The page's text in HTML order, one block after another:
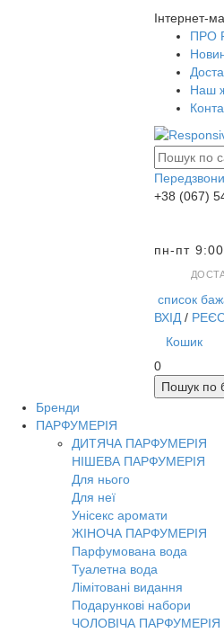
Інтернет-
ПРО
Наш
+38 (067)
пн-пт
список
ВХІД /
Кошик
0
Пошук по
Бренди
ПАРФУМЕРІЯ
ДИТЯЧА ПАРФУМЕРІЯ
НІШЕВА ПАРФУМЕРІЯ
Для нього
Для неї
Унісекс аромати
ЖІНОЧА ПАРФУМЕРІЯ
Парфумована вода
Туалетна вода
Лімітовані видання
Подарункові набори
ЧОЛОВІЧА ПАРФУМЕРІЯ